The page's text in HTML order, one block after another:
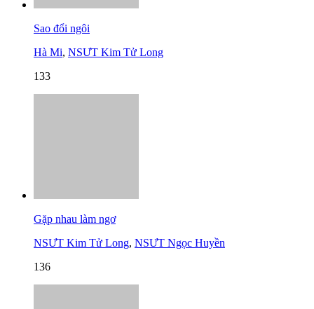
Sao đổi ngôi
Hà Mi, NSƯT Kim Tử Long
133
Gặp nhau làm ngơ
NSƯT Kim Tử Long, NSƯT Ngọc Huyền
136